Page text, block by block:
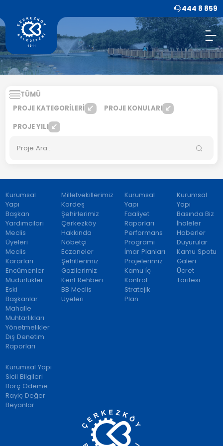
444 8 859
TÜMÜ
PROJE KATEGORİLERİ
PROJE KONULARI
PROJE YILI
Kurumsal
Yapı
Başkan
Yardımcıları
Meclis
Üyeleri
Meclis
Kararları
Encümenler
Müdürlükler
Eski
Başkanlar
Mahalle
Muhtarlıkları
Yönetmelikler
Dış Denetim
Raporları
Milletvekillerimiz
Kardeş
Şehirlerimiz
Çerkezköy
Hakkında
Nöbetçi
Eczaneler
Şehitlerimiz
Gazilerimiz
Kent Rehberi
BB Meclis
Üyeleri
Kurumsal
Yapı
Faaliyet
Raporları
Performans
Programı
İmar Planları
Projelerimiz
Kamu İç
Kontrol
Stratejik
Plan
Kurumsal
Yapı
Basında Biz
İhaleler
Haberler
Duyurular
Kamu Spotu
Galeri
Ücret
Tarifesi
Kurumsal Yapı
Sicil Bilgileri
Borç Ödeme
Rayiç Değer
Beyanlar